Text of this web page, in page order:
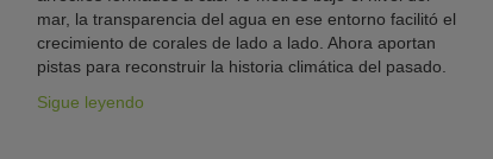
mar, la transparencia del agua en ese entorno facilitó el
crecimiento de corales de lado a lado. Ahora aportan
pistas para reconstruir la historia climática del pasado.
Sigue leyendo